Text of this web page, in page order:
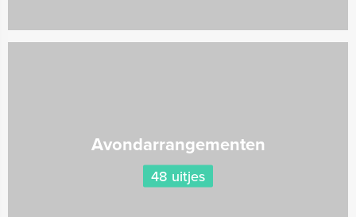
Avondarrangementen
48 uitjes